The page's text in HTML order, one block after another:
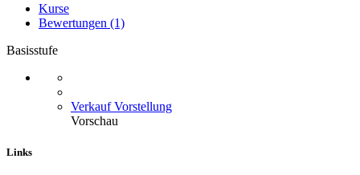
Kurse
Bewertungen (1)
Basisstufe
Verkauf Vorstellung
Vorschau
Links